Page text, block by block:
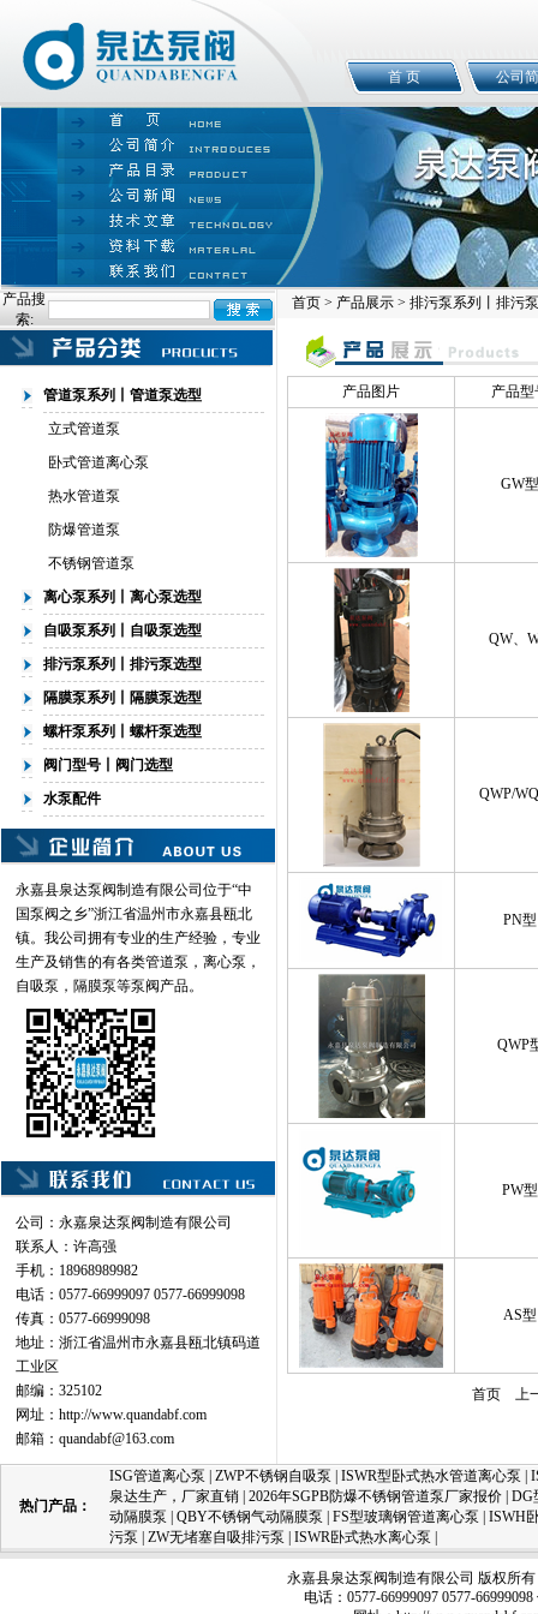
首 页 公司
产品搜
索:
管道泵系列丨管道泵选型
立式管道泵
卧式管道离心泵
热水管道泵
防爆管道泵
不锈钢管道泵
离心泵系列丨离心泵选型
自吸泵系列丨自吸泵选型
排污泵系列丨排污泵选型
隔膜泵系列丨隔膜泵选型
螺杆泵系列丨螺杆泵选型
阀门型号丨阀门选型
水泵配件
永嘉县泉达泵阀制造有限公司位于“中
国泵阀之乡”浙江省温州市永嘉县瓯北
镇。我公司拥有专业的生产经验，专业
生产及销售的有各类管道泵 ，离心泵，
自吸泵，隔膜泵等泵阀产品。
公司：永嘉泉达泵阀制造有限公司
联系人：许高强
手机：18968989982
电话：0577-66999097 0577-66999098
传真：0577-66999098
地址：浙江省温州市永嘉县瓯北镇码道
工业区
邮编：325102
网址： http://www.quandabf.com
邮箱： quandabf@163.com
首页 > 产品展示 > 排污泵系列丨排污
产品图片 产品型
GW型
QW、
QWP/
PN型
QWP
PW型
AS型
首页 上
热门产品：
ISG管道离心泵 ZWP不锈钢自吸泵 ISWR型卧式热水管道离心泵
泉达生产，厂家直销 2026年SGPB防爆不锈钢管道泵厂家报价 DG
动隔膜泵
QBY不锈钢气动隔膜泵 FS型玻璃钢管道离心泵
ISWH
污泵
ZW无堵塞自吸排污泵 ISWR卧式热水离心泵
永嘉县泉达泵阀制造有限公司 版权所
电话：0577-66999097 0577-